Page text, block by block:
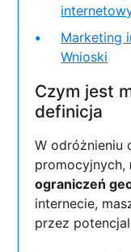
Marketing
Wnioski
Czym jest
definicja
W odróżnieniu
promocyjnych,
ograniczeń
internecie,
przez